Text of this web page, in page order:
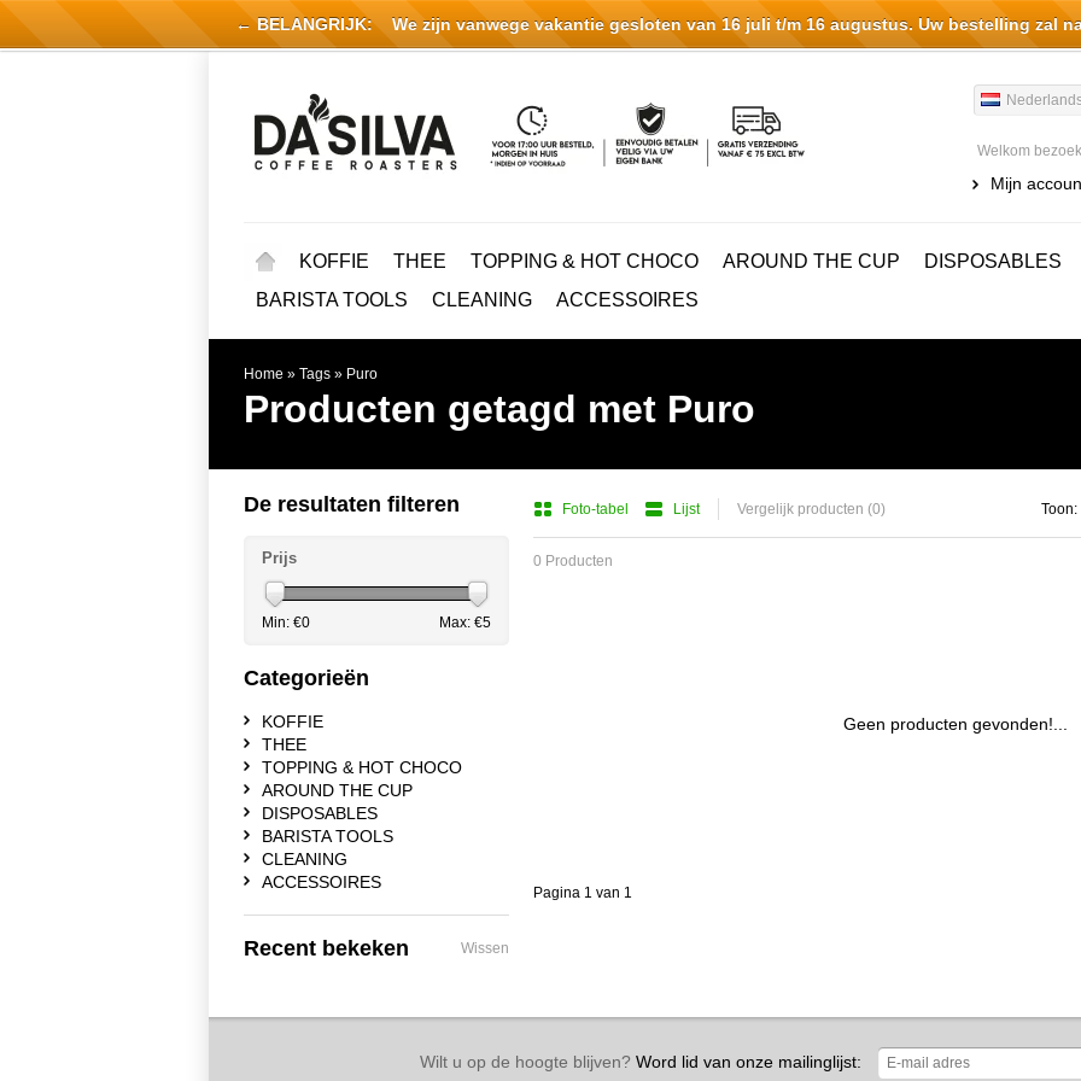
Welkom
Mijn
KOFFIE THEE TOPPING & HOT CHOCO AROUND THE CUP
DISPOSABLES
BARISTA TOOLS
CLEANING ACCESSOIRES
Home » Tags » Puro
Producten getagd met Puro
Foto-tabel Lijst Vergelijk producten (0) Toon:
0 Producten
Geen producten gevonden!...
Pagina 1 van 1
De resultaten filteren
Prijs
Min: €0 Max: €5
Categorieën
KOFFIE
THEE
TOPPING & HOT CHOCO
AROUND THE CUP
DISPOSABLES
BARISTA TOOLS
CLEANING
ACCESSOIRES
Recent bekeken Wissen
Wilt u op de hoogte blijven?Word lid van onze mailinglijst:
← BELANGRIJK:We zijn vanwege vakantie gesloten van 16 juli t/m 16 augustus. Uw bestelling zal